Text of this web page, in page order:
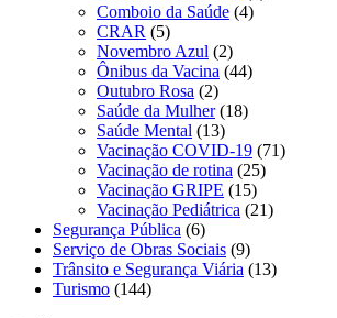
Comboio da Saúde (4)
CRAR (5)
Novembro Azul (2)
Ônibus da Vacina (44)
Outubro Rosa (2)
Saúde da Mulher(18)
Saúde Mental (13)
Vacinação COVID-19 (71)
Vacinação de rotina (25)
Vacinação GRIPE (15)
Vacinação Pediátrica (21)
Segurança Pública (6)
Serviço de Obras Sociais (9)
Trânsito e Segurança Viária (13)
Turismo (144)